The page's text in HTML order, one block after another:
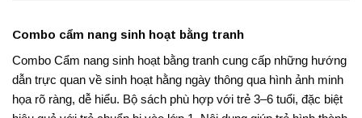
Combo cẩm nang sinh hoạt bằng tranh
Combo Cẩm nang sinh hoạt bằng tranh cung cấp những hướng
dẫn trực quan về sinh hoạt hằng ngày thông qua hình ảnh minh
họa rõ ràng, dễ hiểu. Bộ sách phù hợp với trẻ 3–6 tuổi, đặc biệt